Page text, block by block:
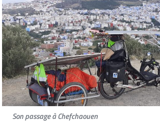
Son passage à Chefchaouen